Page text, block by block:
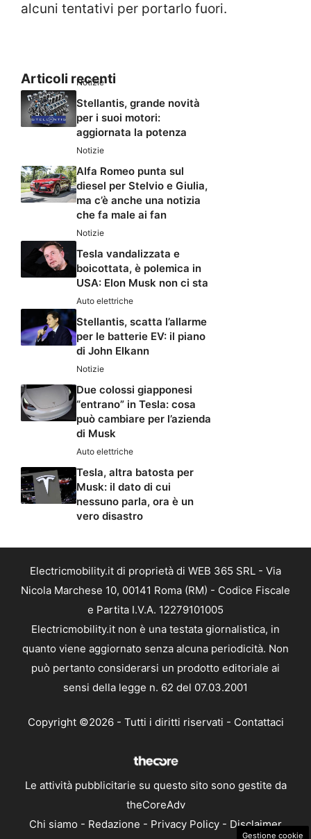
alcuni tentativi per portarlo fuori.
Articoli recenti
Notizie
Stellantis, grande novità
per i suoi motori:
aggiornata la potenza
Notizie
Alfa Romeo punta sul
diesel per Stelvio e Giulia,
ma c’è anche una notizia
che fa male ai fan
Notizie
Tesla vandalizzata e
boicottata, è polemica in
USA: Elon Musk non ci sta
Auto elettriche
Stellantis, scatta l’allarme
per le batterie EV: il piano
di John Elkann
Notizie
Due colossi giapponesi
“entrano” in Tesla: cosa
può cambiare per l’azienda
di Musk
Auto elettriche
Tesla, altra batosta per
Musk: il dato di cui
nessuno parla, ora è un
vero disastro
Electricmobility.it di proprietà di WEB 365 SRL - Via
Nicola Marchese 10, 00141 Roma (RM) - Codice Fiscale
e Partita I.V.A. 12279101005
Electricmobility.it non è una testata giornalistica, in
quanto viene aggiornato senza alcuna periodicità. Non
può pertanto considerarsi un prodotto editoriale ai
sensi della legge n. 62 del 07.03.2001
Copyright ©2026 - Tutti i diritti riservati - Contattaci
Le attività pubblicitarie su questo sito sono gestite da
theCoreAdv
Chi siamo - Redazione - Privacy Policy - Disclaimer
Gestione cookie